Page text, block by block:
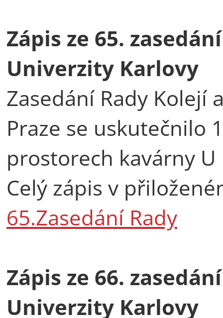
Zápis ze 65.
Univerzity Karlovy
Zasedání Rady Kolejí
Praze se uskutečnilo
prostorech kavárny U
Celý zápis v
65.Zasedání Rady
Zápis ze 66.
Univerzity Karlovy